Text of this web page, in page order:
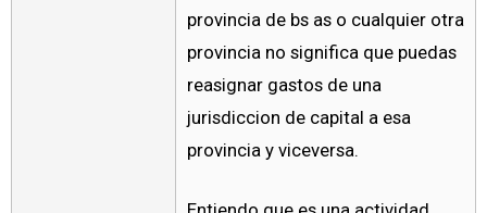
provincia de bs as o cualquier otra
provincia no significa que puedas
reasignar gastos de una
jurisdiccion de capital a esa
provincia y viceversa.